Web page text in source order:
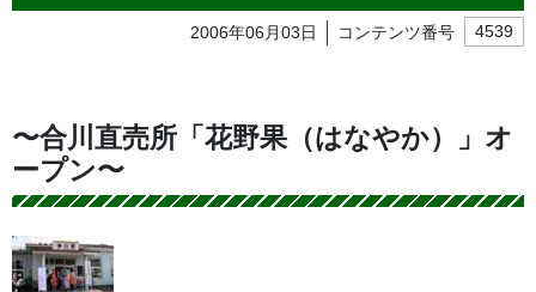
2006年06月03日 コンテンツ番号 4539
〜合川直売所「花野果（はなやか）」オ
ープン〜